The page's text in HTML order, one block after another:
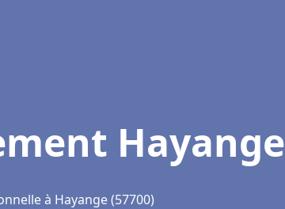
Hayange
à Hayange (57700)